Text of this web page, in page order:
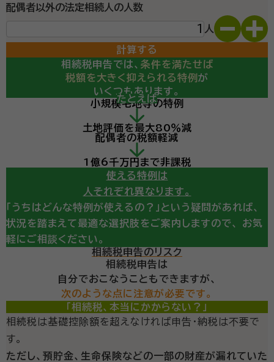
配偶者以外の法定相続人の人数
人
計算する
計算の結果、
相続税の申告が必要になりそう・・・
という診断が出ても、
ここからが重要です。
相続税申告では、 条件を満たせば
税額を大きく抑えられる特例 が
いくつもあります。
たとえば
小規模宅地等の特例
土地評価を最大80％減
配偶者の税額軽減
1億6千万円まで非課税
使える特例は
人それぞれ異なります。
「うちはどんな特例が使えるの？」という疑問があれば、
状況を踏まえて最適な選択肢をご案内しますので、
お気
軽にご相談ください。
相続税申告のリスク
相続税申告は
自分でおこなうこともできますが、
次のような点に注意が必要です。
「相続税、本当にかからない？」
相続税は基礎控除額を超えなければ申告・納税は不要で
す。
ただし、預貯金、生命保険などの一部の財産が漏れていた